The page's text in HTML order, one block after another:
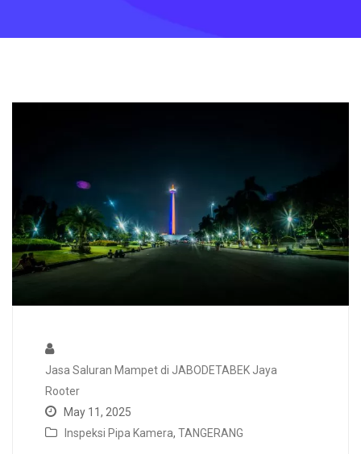
Jasa Saluran Mampet di JABODETABEK Jaya
Rooter
May 11, 2025
Inspeksi Pipa Kamera, TANGERANG